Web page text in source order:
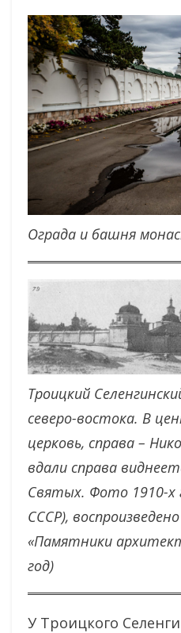
Ограда и башня
Троицкий
северо-востока. В
церковь, справа –
вдали справа
Святых. Фото 1910-х
СССР),
«Памятники
год)
У Троицкого